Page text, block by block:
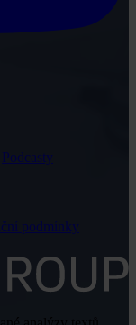
Podcasty
podmínky